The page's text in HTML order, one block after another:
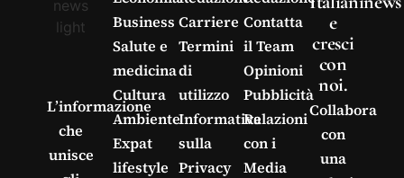
L’informazione
che
unisce
Business
Salute e
medicina
Cultura
Ambiente
Expat
lifestyle
Carriere
Termini
di
utilizzo
Informativa
sulla
Privacy
Contatta
il Team
Opinioni
Pubblicità
Relazioni
con i
Media
e
cresci
con
noi.
Collabora
con
una